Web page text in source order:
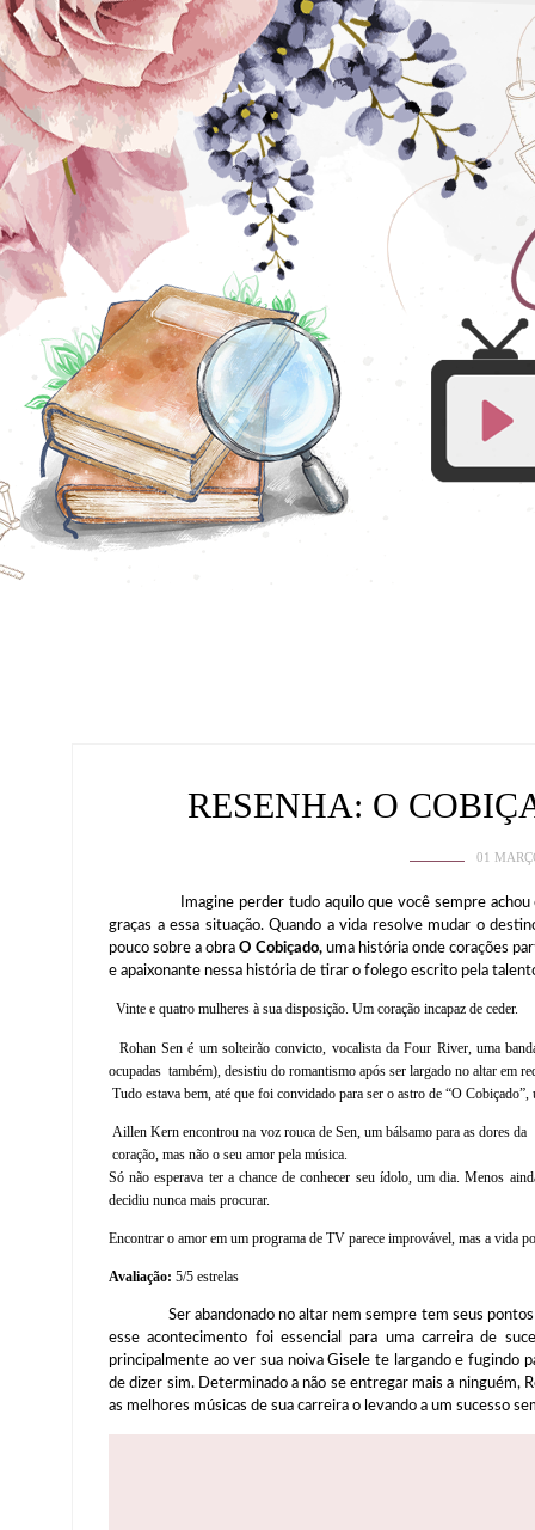
RESENHA: O
01
Imagine perder tudo aquilo que você sempre achou
graças a essa situação. Quando a vida resolve mudar o
pouco sobre a obra O Cobiçado, uma história onde corações
e apaixonante nessa história de tirar o folego escrito pela
Vinte e quatro mulheres à sua disposição. Um coração incapaz de ceder.
Rohan Sen é um solteirão convicto, vocalista da Four River, uma
ocupadas também), desistiu do romantismo após ser largado no altar em
Tudo estava bem, até que foi convidado para ser o astro de “O
Aillen Kern encontrou na voz rouca de Sen, um bálsamo para as dores
coração, mas não o seu amor pela música.
Só não esperava ter a chance de conhecer seu ídolo, um dia. Menos
decidiu nunca mais procurar.
Encontrar o amor em um programa de TV parece improvável, mas a vida
Avaliação: 5/5 estrelas
Ser abandonado no altar nem sempre tem seus pontos
esse acontecimento foi essencial para uma carreira de
principalmente ao ver sua noiva Gisele te largando e fugindo
de dizer sim. Determinado a não se entregar mais a ninguém,
as melhores músicas de sua carreira o levando a um sucesso